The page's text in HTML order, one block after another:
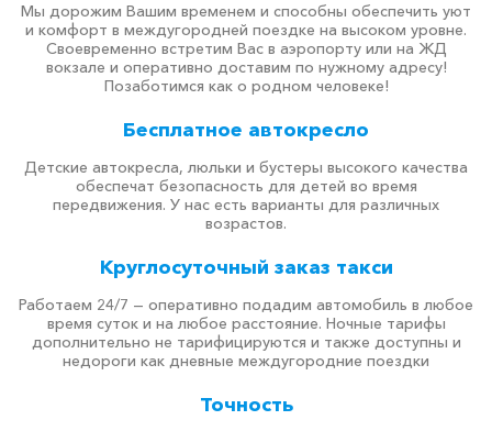
Мы дорожим Вашим временем и способны обеспечить уют
и комфорт в междугородней поездке на высоком уровне.
Своевременно встретим Вас в аэропорту или на ЖД
вокзале и оперативно доставим по нужному адресу!
Позаботимся как о родном человеке!
Бесплатное автокресло
Детские автокресла, люльки и бустеры высокого качества
обеспечат безопасность для детей во время
передвижения. У нас есть варианты для различных
возрастов.
Круглосуточный заказ такси
Работаем 24/7 — оперативно подадим автомобиль в любое
время суток и на любое расстояние. Ночные тарифы
дополнительно не тарифицируются и также доступны и
недороги как дневные междугородние поездки
Точность